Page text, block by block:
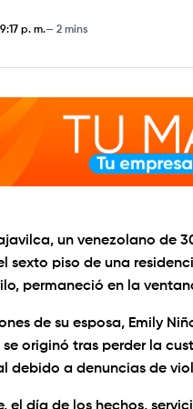
9:17 p. m. 2 mins
un venezolano de
sexto piso de una
permaneció en la
de su esposa, Emily
originó tras perder la
debido a denuncias de